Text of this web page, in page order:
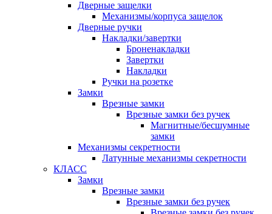
Дверные защелки
Механизмы/корпуса защелок
Дверные ручки
Накладки/завертки
Броненакладки
Завертки
Накладки
Ручки на розетке
Замки
Врезные замки
Врезные замки без ручек
Магнитные/бесшумные
замки
Механизмы секретности
Латунные механизмы секретности
КЛАСС
Замки
Врезные замки
Врезные замки без ручек